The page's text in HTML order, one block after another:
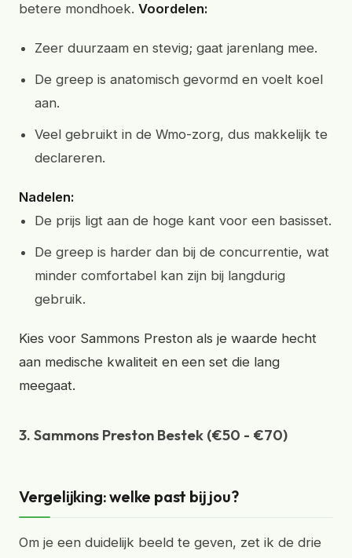
betere mondhoek. Voordelen:
Zeer duurzaam en stevig; gaat jarenlang mee.
De greep is anatomisch gevormd en voelt koel
aan.
Veel gebruikt in de Wmo-zorg, dus makkelijk te
declareren.
Nadelen:
De prijs ligt aan de hoge kant voor een basisset.
De greep is harder dan bij de concurrentie, wat
minder comfortabel kan zijn bij langdurig
gebruik.
Kies voor Sammons Preston als je waarde hecht
aan medische kwaliteit en een set die lang
meegaat.
3. Sammons Preston Bestek (€50 - €70)
Vergelijking: welke past bij jou?
Om je een duidelijk beeld te geven, zet ik de drie